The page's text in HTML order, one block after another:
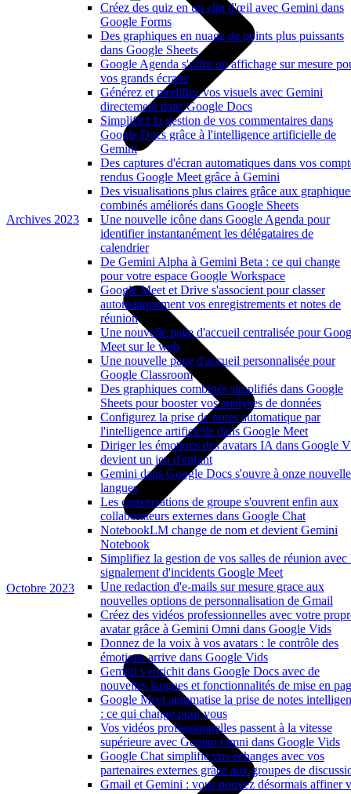
Créez des quiz en un clin d'œil avec Gemini dans
Google Forms
Des graphiques en nuage de points plus puissants
dans Google Sheets
Google Agenda s'offre un affichage sur mesure
vos grands écrans
Générez et modifiez vos visuels avec Gemini
directement dans Google Docs
Simplifiez la gestion de vos commentaires dans
Google Docs grâce à l'intelligence artificielle de
Gemini
Des captures d'écran automatiques dans vos
rendus Google Meet grâce à Gemini
Des visualisations plus claires grâce aux
combinés améliorés dans Google Sheets
Une nouvelle icône dans Google Agenda pour
identifier instantanément les délégataires de
calendrier
De Gemini Alpha à Gemini Beta : ce qui change
pour votre espace Google Workspace
Google Meet et Drive s'associent pour classer
automatiquement vos enregistrements et notes de
réunion
Une nouvelle page d'accueil centralisée pour
Meet sur le web
Une nouvelle page d'accueil personnalisée pour
Google Classroom
Des graphiques combinés simplifiés dans Google
Sheets pour booster vos analyses de données
Configurez la prise de notes automatique par
l'intelligence artificielle dans Google Meet
Diriger les émotions des avatars IA dans Google
devient un jeu d'enfant
Gemini dans Google Docs s'ouvre à onze
langues
Les conversations de groupe s'ouvrent enfin aux
collaborateurs externes dans Google Chat
NotebookLM change de nom et devient Gemini
Notebook
Simplifiez la gestion de vos salles de réunion avec
signalement d'incidents Google Meet
Une redaction d'e-mails sur mesure grace aux
nouvelles options de personnalisation de Gmail
Créez des vidéos professionnelles avec votre
avatar grâce à Gemini Omni dans Google Vids
Donnez de la voix à vos avatars : le contrôle des
émotions arrive dans Google Vids
Gemini s'enrichit dans Google Docs avec de
nouvelles langues et fonctionnalités de mise en
Google Meet automatise la prise de notes
: ce qui change pour vous
Vos vidéos professionnelles passent à la vitesse
supérieure avec Gemini Omni dans Google Vids
Google Chat simplifie vos échanges avec vos
partenaires externes grâce aux groupes de
Gmail et Gemini : vous pouvez désormais affiner
Archives 2023
Octobre 2023